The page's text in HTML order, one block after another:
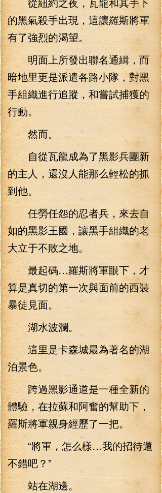
的黑氣殺手出現，這讓羅斯將軍
有了強烈的渴望。
明面上所發出聯名通緝，而
暗地里更是派遣各路小隊，對黑
手組織進行追蹤，和嘗試捕獲的
行動。
然而。
自從瓦龍成為了黑影兵團新
的主人，還沒人能那么輕松的抓
到他。
任勞任怨的忍者兵，來去自
如的黑影王國，讓黑手組織的老
大立于不敗之地。
最起碼…羅斯將軍眼下，才
算是真切的第一次與面前的西裝
暴徒見面。
湖水波瀾。
這里是卡森城最為著名的湖
泊景色。
跨過黑影通道是一種全新的
體驗，在拉蘇和阿奮的幫助下，
羅斯將軍親身經歷了一把。
“將軍，怎么樣…我的招待還
不錯吧？”
站在湖邊。